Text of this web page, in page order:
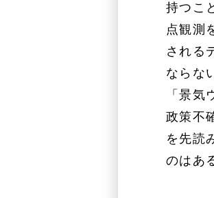
持つこ
点観測
される
ならな
「景
政策不
を先読
のはあ